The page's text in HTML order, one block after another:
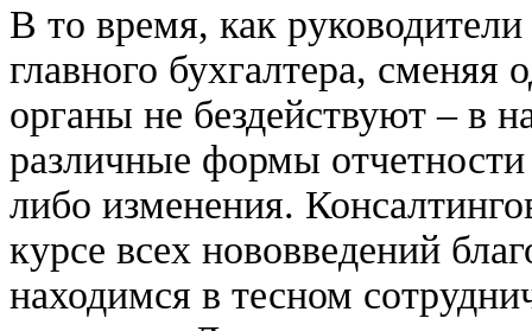
В то время, как
главного бухгалтера, сменяя
органы не бездействуют – в
различные формы
либо изменения.
курсе всех нововведений
находимся в тесном